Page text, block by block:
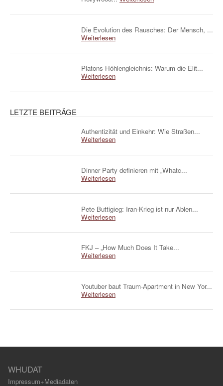
Die Evolution des Rausches: Der Mensch, ...
Weiterlesen
Platons Höhlengleichnis: Warum die Elit...
Weiterlesen
LETZTE BEITRÄGE
Authentizität und Einkehr: Wie Straßen...
Weiterlesen
Dinner Party definieren mit „Whatc...
Weiterlesen
Pete Buttigieg: Iran-Krieg ist nur Ablen...
Weiterlesen
FKJ – „How Much Does It Take...
Weiterlesen
Youtuber baut Traum-Apartment in New Yor...
Weiterlesen
WHUDAT
Impressum+Mediadaten